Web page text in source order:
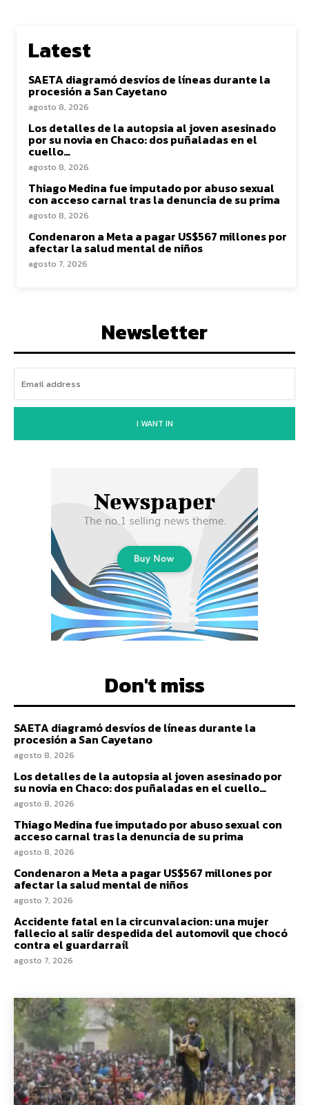
Latest
SAETA diagramó desvíos de líneas durante la
procesión a San Cayetano
agosto 8, 2026
Los detalles de la autopsia al joven asesinado
por su novia en Chaco: dos puñaladas en el
cuello…
agosto 8, 2026
Thiago Medina fue imputado por abuso sexual
con acceso carnal tras la denuncia de su prima
agosto 8, 2026
Condenaron a Meta a pagar US$567 millones por
afectar la salud mental de niños
agosto 7, 2026
Newsletter
I WANT IN
Don't miss
SAETA diagramó desvíos de líneas durante la
procesión a San Cayetano
agosto 8, 2026
Los detalles de la autopsia al joven asesinado por
su novia en Chaco: dos puñaladas en el cuello…
agosto 8, 2026
Thiago Medina fue imputado por abuso sexual con
acceso carnal tras la denuncia de su prima
agosto 8, 2026
Condenaron a Meta a pagar US$567 millones por
afectar la salud mental de niños
agosto 7, 2026
Accidente fatal en la circunvalacion: una mujer
fallecio al salir despedida del automovil que chocó
contra el guardarraíl
agosto 7, 2026